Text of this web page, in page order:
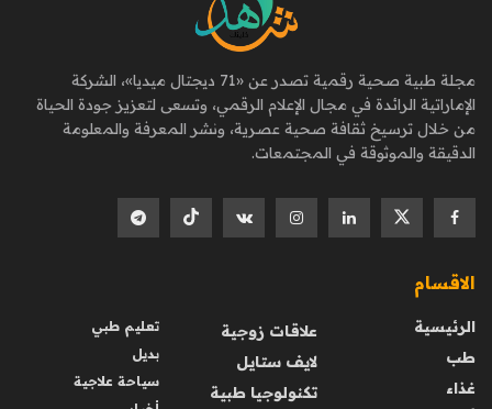
مجلة طبية صحية رقمية تصدر عن «71 ديجتال ميديا»، الشركة
الإماراتية الرائدة في مجال الإعلام الرقمي، وتسعى لتعزيز جودة الحياة
من خلال ترسيخ ثقافة صحية عصرية، ونشر المعرفة والمعلومة
الدقيقة والموثوقة في المجتمعات.
الاقسام
الرئيسية
طب
غذاء
علاقات زوجية
لايف ستايل
تكنولوجيا طبية
تعليم طبي
بديل
سياحة علاجية